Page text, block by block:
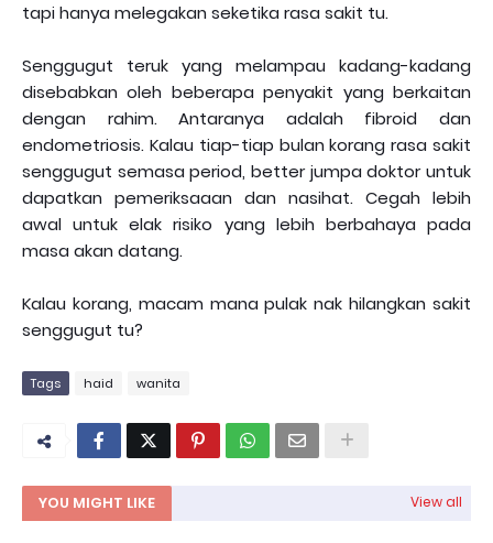
tapi hanya melegakan seketika rasa sakit tu.
Senggugut teruk yang melampau kadang-kadang
disebabkan oleh beberapa penyakit yang berkaitan
dengan rahim. Antaranya adalah fibroid dan
endometriosis. Kalau tiap-tiap bulan korang rasa sakit
senggugut semasa period, better jumpa doktor untuk
dapatkan pemeriksaaan dan nasihat. Cegah lebih
awal untuk elak risiko yang lebih berbahaya pada
masa akan datang.
Kalau korang, macam mana pulak nak hilangkan sakit
senggugut tu?
Tags haid wanita
YOU MIGHT LIKE View all